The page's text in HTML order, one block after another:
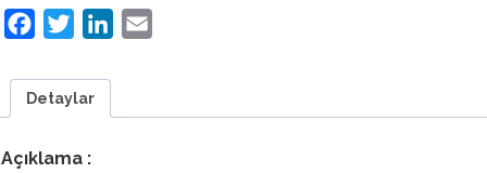
FacebookTwitterLinkedIn
Detaylar
Açıklama :